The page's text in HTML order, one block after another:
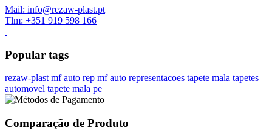
Mail: info@rezaw-plast.pt
Tlm: +351 919 598 166
Popular tags
rezaw-plast mf auto rep mf auto representacoes tapete mala tapetes
automovel tapete mala pe
Comparação de Produto